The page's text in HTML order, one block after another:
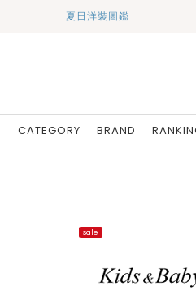
夏日洋裝圖鑑
CATEGORY BRAND
sale